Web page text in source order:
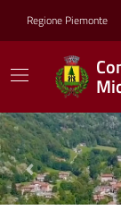
Regione Piemonte
Previous